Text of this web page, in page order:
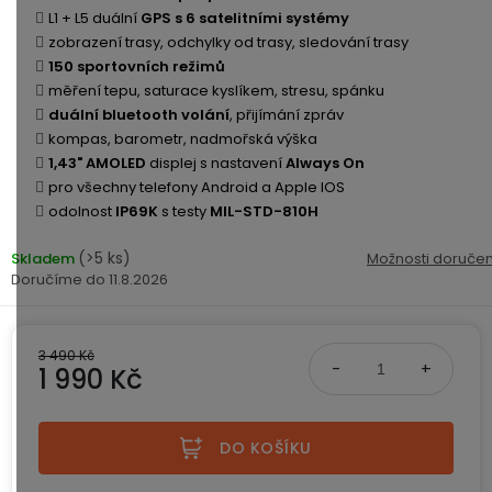
Napájecí
kabely
Příslušenství
S
dotykovým
displejem
Bone
Conduction
Day's
Hook
-
za
S
Sada
dronu
se
2
bateriemi
Sada
se
3
Náhradní
díly
příslušenství
kamerám
Bateriové
WiFi
kamery
Bateriové
4G
Bateriové
kamery
Paměťové
karty
na
zmrzlinu
ledovou
tříšť
Příslušenství
do
auta
Napájecí
adaptéry
Napájecí
kabely
služby
DOPLŇKOVÝ
Obchodní
L1 + L5 duální GPS s 6 satelitními systémy
zobrazení trasy, odchylky od trasy, sledování trasy
150 sportovních režimů
měření tepu, saturace kyslíkem, stresu, spánku
duální bluetooth volání, přijímání zpráv
kompas, barometr, nadmořská výška
1,43" AMOLED displej s nastaveníAlways On
pro všechny telefony Android a Apple IOS
odolnost IP69K s testy MIL-STD-810H
Skladem (>5 ks)
11.8.2026
Možnosti
3 490 Kč
1 990 Kč
DO KOŠÍKU